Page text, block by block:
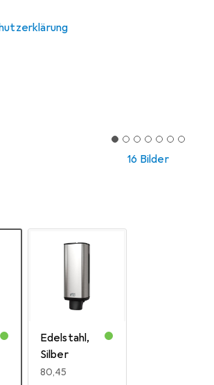
16 Bilder
Edelstahl,
Silber
EUR
80,45